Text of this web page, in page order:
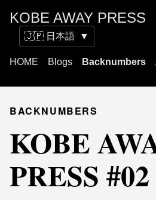
KOBE AWAY PRESS
🇯🇵 日本語 ▼
HOME Blogs Backnumbers
BACKNUMBERS
KOBE
PRESS #02